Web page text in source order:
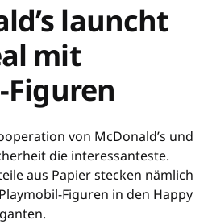
launcht
mit
von McDonald’s und
die interessanteste.
aus Papier stecken nämlich
Figuren in den Happy